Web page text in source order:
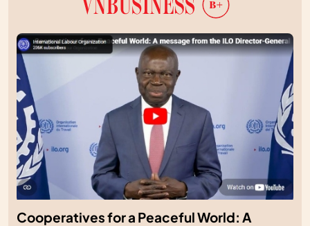
Cooperatives for a Peaceful World: A